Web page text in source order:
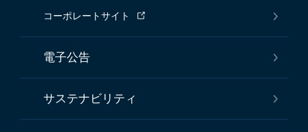
コーポレートサイト
電子公告
サステナビリティ